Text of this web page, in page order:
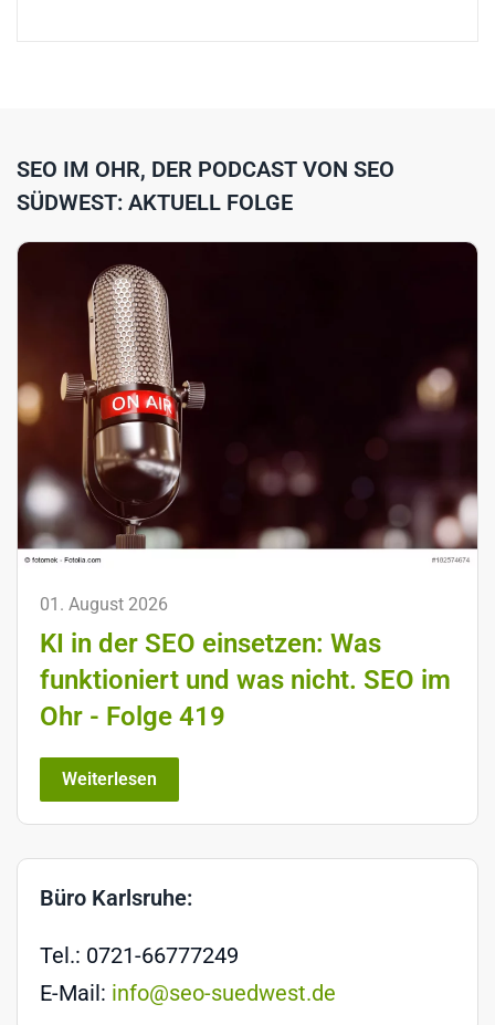
SEO IM OHR, DER PODCAST VON SEO
SÜDWEST: AKTUELL FOLGE
01. August 2026
KI in der SEO einsetzen: Was
funktioniert und was nicht. SEO im
Ohr - Folge 419
Weiterlesen
Büro Karlsruhe:
Tel.: 0721-66777249
E-Mail: info@seo-suedwest.de